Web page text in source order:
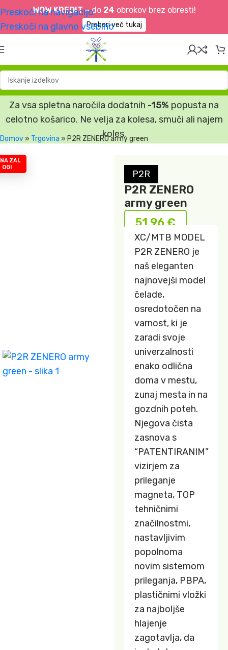
WOW KREDIT –do 24 obrokov brez obresti!
Preberi več tukaj
Preskoči na navigacijo
Preskoči na glavno vsebino
Za vsa spletna naročila dodatnih -15% popusta na
celotno košarico. Ne velja za kolesa, smuči ali najem
koles.
Domov » Trgovina » P2R ZENERO army green
ZAL
OGI
P2R
P2R ZENERO
army green
51,96€
XC/MTB MODEL
P2R ZENERO je
naš eleganten
najnovejši model
čelade,
osredotočen na
varnost, ki je
zaradi svoje
univerzalnosti
enako odlična
doma v mestu,
zunaj mesta in na
gozdnih poteh.
Njegova čista
zasnova s ​​
“PATENTIRANIM”
vizirjem za
prileganje
magneta, TOP
tehničnimi
značilnostmi,
nastavljivim
popolnoma
novim sistemom
prileganja, PBPA,
plastičnimi vložki
za najboljše
hlajenje
zagotavlja, da